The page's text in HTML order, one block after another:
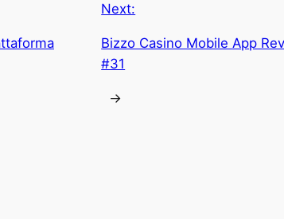
Next:
Bizzo Casino Mobile App
#31
→